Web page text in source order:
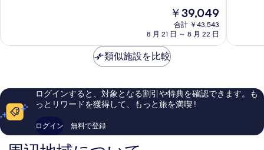
も
し
口
コ
56
現
在
の
金
は
￥39,049
合計 ￥43,543
8 月 21 日 ～ 8 月 22 日
湯
沼
郡
て
口
コ
類似施設を比較
ログインすると、対象となる割引や特典を確認できます。も
っとリワードを獲得して、もっと旅を満喫 !
ログイン 無料で登録